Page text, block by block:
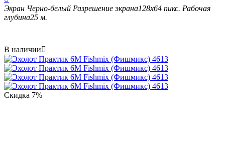
Экран Черно-белый Разрешение экрана128х64 пикс. Рабочая
глубина25 м.
В наличии
Скидка 7%